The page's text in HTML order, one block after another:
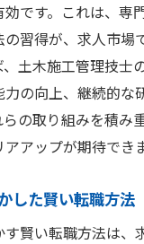
です。これは、専
習得が、求人市場
土木施工管理技士
の向上、継続的な
の取り組みを積み
アップが期待できま
した賢い転職方法
賢い転職方法は、